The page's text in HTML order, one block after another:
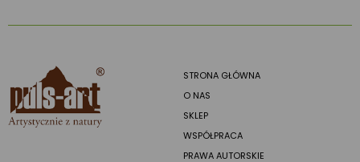
STRONA GŁÓWNA
O NAS
SKLEP
WSPÓŁPRACA
PRAWA AUTORSKIE